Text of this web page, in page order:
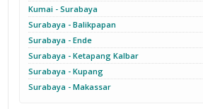
Kumai - Surabaya
Surabaya - Balikpapan
Surabaya - Ende
Surabaya - Ketapang Kalbar
Surabaya - Kupang
Surabaya - Makassar